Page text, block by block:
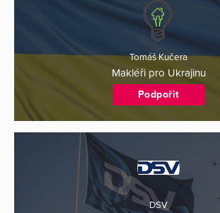
Tomáš Kučera
Makléři pro Ukrajinu
Podpořit
DSV